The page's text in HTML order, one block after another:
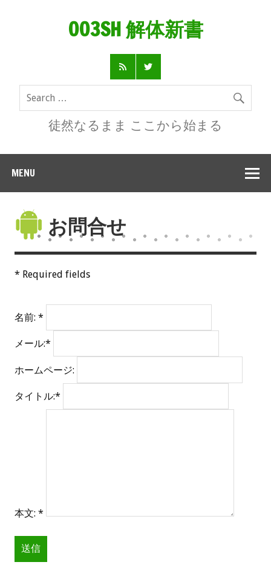
003SH 解体新書
徒然なるまま ここから始まる
MENU
お問合せ
* Required fields
名前: *
メール:*
ホームページ:
タイトル:*
本文: *